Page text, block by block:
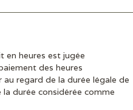
en heures est jugée
des heures
regard de la durée légale de
durée considérée comme